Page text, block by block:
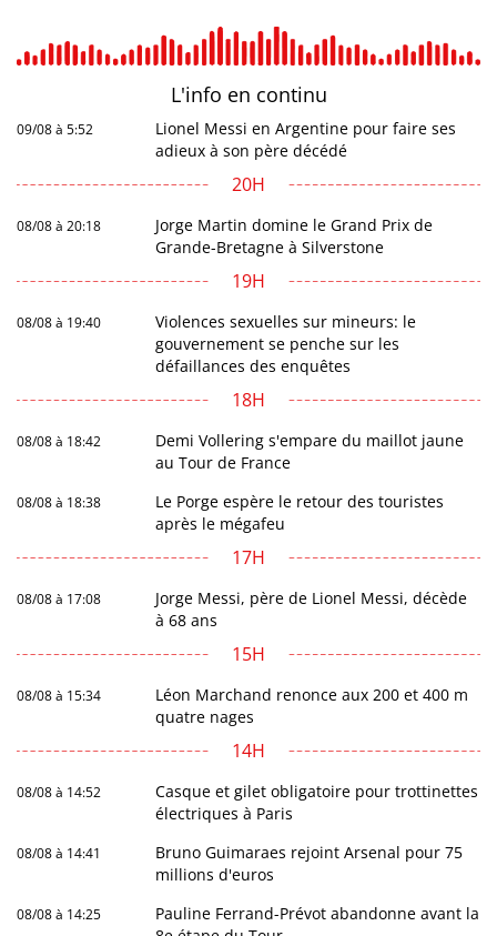
L'info en continu
09/08 à 5:52
Lionel Messi en Argentine pour faire ses
adieux à son père décédé
20H
08/08 à 20:18
Jorge Martin domine le Grand Prix de
Grande-Bretagne à Silverstone
19H
08/08 à 19:40
Violences sexuelles sur mineurs: le
gouvernement se penche sur les
défaillances des enquêtes
18H
08/08 à 18:42
Demi Vollering s'empare du maillot jaune
au Tour de France
08/08 à 18:38
Le Porge espère le retour des touristes
après le mégafeu
17H
08/08 à 17:08
Jorge Messi, père de Lionel Messi, décède
à 68 ans
15H
08/08 à 15:34
Léon Marchand renonce aux 200 et 400 m
quatre nages
14H
08/08 à 14:52
Casque et gilet obligatoire pour trottinettes
électriques à Paris
08/08 à 14:41
Bruno Guimaraes rejoint Arsenal pour 75
millions d'euros
08/08 à 14:25
Pauline Ferrand-Prévot abandonne avant la